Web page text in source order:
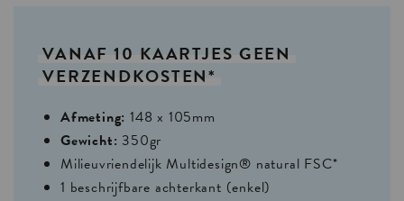
VANAF 10 KAARTJES GEEN
VERZENDKOSTEN*
Afmeting: 148 x 105mm
Gewicht: 350gr
Milieuvriendelijk Multidesign® natural FSC*
1 beschrijfbare achterkant (enkel)